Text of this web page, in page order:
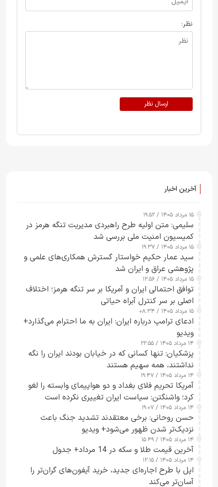
نظر:
ارسال نظر
آخرین اخبار
۱۵ مرداد ۱۴۰۵ / ۱۹:۵۲
سلیمی: متن اولیه طرح راهبردی مدیریت تنگه هرمز در
کمیسیون امنیت ملی بررسی شد
۱۵ مرداد ۱۴۰۵ / ۱۹:۳۷
سید عمار حکیم خواستار گسترش همکاری‌های علمی و
پژوهشی عراق و ایران شد
۱۵ مرداد ۱۴۰۵ / ۱۲:۵۶
توافق احتمالی ایران و آمریکا بر سر تنگه هرمز؛ اختلاف
اصلی بر سر کنترل آبراه حیاتی
۱۵ مرداد ۱۴۰۵ / ۰۸:۳۴
ادعای ترامپ درباره ایران: ایران به ما احترام می‌گذارد+
ویدیو
۱۴ مرداد ۱۴۰۵ / ۲۲:۵۵
پزشکیان: تنها کسانی که در خیابان بودند ایران را نگه
نداشتند، همه سهیم هستند
۱۴ مرداد ۱۴۰۵ / ۱۹:۴۷
آمریکا تحریم فلای بغداد و دو هواپیمای وابسته را لغو
کرد؛ واشنگتن: سیاست ایران تغییری نکرده است
۱۴ مرداد ۱۴۰۵ / ۱۹:۰۷
حسن روحانی: برخی معتقدند تشدید جنگ باعث
نزدیک‌تر شدن ظهور می‌شود+ ویدیو
۱۴ مرداد ۱۴۰۵ / ۱۵:۴۹
آخرین قیمت طلا و سکه در 14 مرداد+ جدول
۱۴ مرداد ۱۴۰۵ / ۱۲:۱۵
اپل با طرح اجاره‌ای جدید، خرید آیفون‌های گران‌تر را
آسان‌تر می‌کند